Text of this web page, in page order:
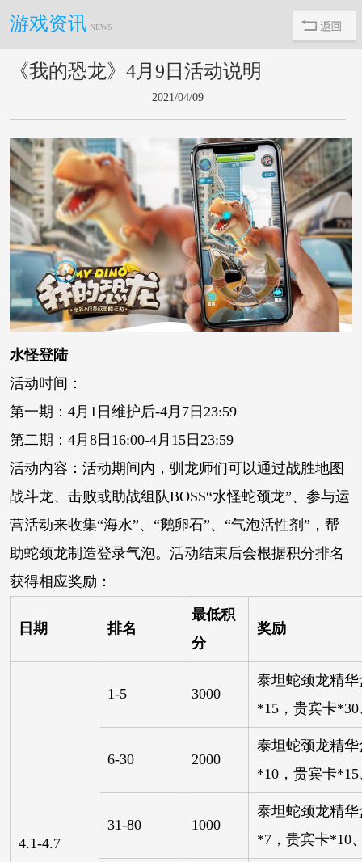
游戏资讯 NEWS
《我的恐龙》4月9日活动说明
2021/04/09
水怪登陆
活动时间：
第一期：4月1日维护后-4月7日23:59
第二期：4月8日16:00-4月15日23:59
活动内容：活动期间内，驯龙师们可以通过战胜地图
战斗龙、击败或助战组队BOSS“水怪蛇颈龙”、参与运
营活动来收集“海水”、“鹅卵石”、“气泡活性剂”，帮
助蛇颈龙制造登录气泡。活动结束后会根据积分排名
获得相应奖励：
日期 排名
最低积
分
奖励
4.1-4.7
1-5 3000
泰坦蛇颈龙精
*15，贵宾卡
6-30 2000
泰坦蛇颈龙精
*10，贵宾卡
31-80 1000
泰坦蛇颈龙精
*7，贵宾卡*10